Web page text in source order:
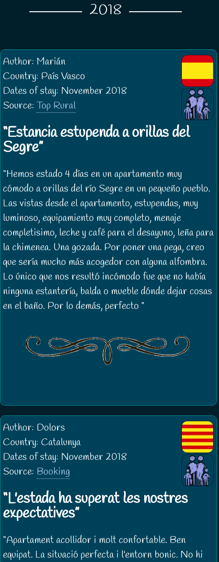
2018
Author: Marián
Country: País Vasco
Dates of stay: November 2018
Source:Top Rural
Estancia estupenda a orillas del
Segre
Hemos estado 4 días en un apartamento muy
cómodo a orillas del río Segre en un pequeño pueblo.
Las vistas desde el apartamento, estupendas, muy
luminoso, equipamiento muy completo, menaje
completisimo, leche y café para el desayuno, leña para
la chimenea. Una gozada. Por poner una pega, creo
que sería mucho más acogedor con alguna alfombra.
Lo único que nos resultó incómodo fue que no había
ninguna estantería, balda o mueble dónde dejar cosas
en el baño. Por lo demás, perfecto
Author: Dolors
Country: Catalunya
Dates of stay: November 2018
Source: Booking
L'estada ha superat les nostres
expectatives
Apartament acollidor i molt confortable. Ben
equipat. La situació perfecta i l'entorn bonic. No hi